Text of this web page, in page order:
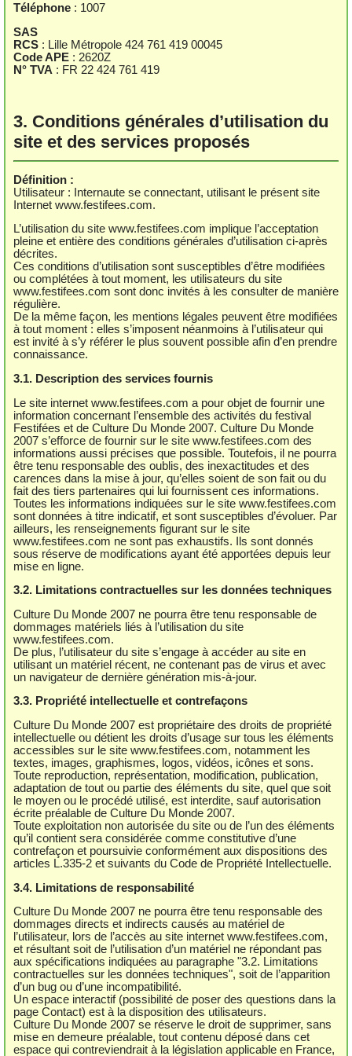
Téléphone : 1007
SAS
RCS : Lille Métropole 424 761 419 00045
Code APE : 2620Z
N° TVA : FR 22 424 761 419
3. Conditions générales d’utilisation du
site et des services proposés
Définition :
Utilisateur : Internaute se connectant, utilisant le présent site
Internet www.festifees.com.
L’utilisation du site www.festifees.com implique l’acceptation
pleine et entière des conditions générales d’utilisation ci-après
décrites.
Ces conditions d’utilisation sont susceptibles d’être modifiées
ou complétées à tout moment, les utilisateurs du site
www.festifees.com sont donc invités à les consulter de manière
régulière.
De la même façon, les mentions légales peuvent être modifiées
à tout moment : elles s’imposent néanmoins à l’utilisateur qui
est invité à s’y référer le plus souvent possible afin d’en prendre
connaissance.
3.1. Description des services fournis
Le site internet www.festifees.com a pour objet de fournir une
information concernant l’ensemble des activités du festival
Festifées et de Culture Du Monde 2007. Culture Du Monde
2007 s’efforce de fournir sur le site www.festifees.com des
informations aussi précises que possible. Toutefois, il ne pourra
être tenu responsable des oublis, des inexactitudes et des
carences dans la mise à jour, qu’elles soient de son fait ou du
fait des tiers partenaires qui lui fournissent ces informations.
Toutes les informations indiquées sur le site www.festifees.com
sont données à titre indicatif, et sont susceptibles d’évoluer. Par
ailleurs, les renseignements figurant sur le site
www.festifees.com ne sont pas exhaustifs. Ils sont donnés
sous réserve de modifications ayant été apportées depuis leur
mise en ligne.
3.2. Limitations contractuelles sur les données techniques
Culture Du Monde 2007 ne pourra être tenu responsable de
dommages matériels liés à l’utilisation du site
www.festifees.com.
De plus, l’utilisateur du site s’engage à accéder au site en
utilisant un matériel récent, ne contenant pas de virus et avec
un navigateur de dernière génération mis-à-jour.
3.3. Propriété intellectuelle et contrefaçons
Culture Du Monde 2007 est propriétaire des droits de propriété
intellectuelle ou détient les droits d’usage sur tous les éléments
accessibles sur le site www.festifees.com, notamment les
textes, images, graphismes, logos, vidéos, icônes et sons.
Toute reproduction, représentation, modification, publication,
adaptation de tout ou partie des éléments du site, quel que soit
le moyen ou le procédé utilisé, est interdite, sauf autorisation
écrite préalable de Culture Du Monde 2007.
Toute exploitation non autorisée du site ou de l’un des éléments
qu’il contient sera considérée comme constitutive d’une
contrefaçon et poursuivie conformément aux dispositions des
articles L.335-2 et suivants du Code de Propriété Intellectuelle.
3.4. Limitations de responsabilité
Culture Du Monde 2007 ne pourra être tenu responsable des
dommages directs et indirects causés au matériel de
l’utilisateur, lors de l’accès au site internet www.festifees.com,
et résultant soit de l’utilisation d’un matériel ne répondant pas
aux spécifications indiquées au paragraphe "3.2. Limitations
contractuelles sur les données techniques", soit de l’apparition
d’un bug ou d’une incompatibilité.
Un espace interactif (possibilité de poser des questions dans la
page Contact) est à la disposition des utilisateurs.
Culture Du Monde 2007 se réserve le droit de supprimer, sans
mise en demeure préalable, tout contenu déposé dans cet
espace qui contreviendrait à la législation applicable en France,